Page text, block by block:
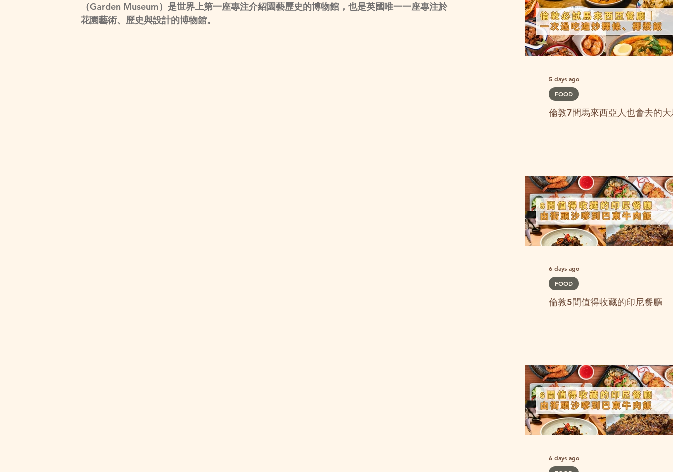
（Garden Museum）是世界上第一座專注介紹園藝歷史的博物館，也是英國唯一一座專注於
花園藝術、歷史與設計的博物館。
倫敦7間馬來西亞人也會去的
FOOD
5 days ago
倫敦5間值得收藏的印尼餐廳
FOOD
6 days ago
6 days ago